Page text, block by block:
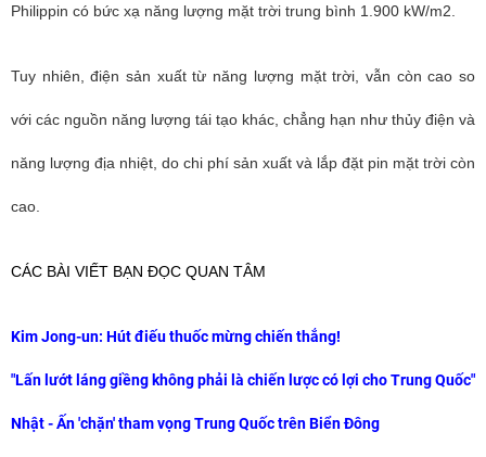
Philippin có bức xạ năng lượng mặt trời trung bình 1.900 kW/m2.
Tuy nhiên , điện sản xuất từ ​​năng lượng mặt trời, vẫn còn cao so
với các nguồn năng lượng tái tạo khác, chẳng hạn như thủy điện và
năng lượng địa nhiệt, do chi phí sản xuất và lắp đặt pin mặt trời còn
cao.
CÁC BÀI VIẾT BẠN ĐỌC QUAN TÂM
Kim Jong-un: Hút điếu thuốc mừng chiến thắng!
"Lấn lướt láng giềng không phải là chiến lược có lợi cho Trung Quốc"
Nhật - Ấn 'chặn' tham vọng Trung Quốc trên Biển Đông